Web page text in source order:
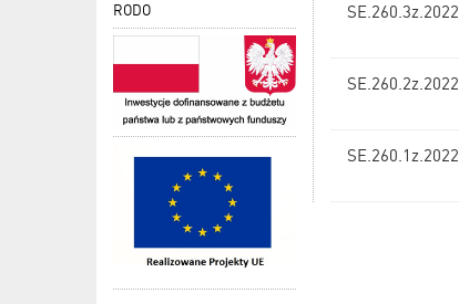
RODO SE.260.3z.2022
SE.260.2z.2022
SE.260.1z.2022